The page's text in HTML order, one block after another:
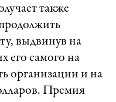
также
выдвинув на
его самого на
организации и на
Премия